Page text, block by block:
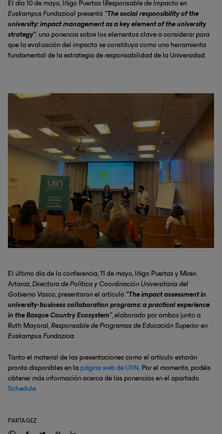
El día 10 de mayo, Iñigo Puertas (Responsable de Impacto en
Euskampus Fundazioa) presentó “The social responsibility of the
university: impact management as a key element of the university
strategy”: una ponencia sobre los elementos clave a considerar para
que la evaluación del impacto se constituya como una herramienta
fundamental de la estrategia de responsabilidad de la Universidad.
El último día de la conferencia, 11 de mayo, Iñigo Puertas y Miren
Artaraz, Directora de Política y Coordinación Universitaria del
Gobierno Vasco, presentaron el artículo “The impact assessment in
university-business collaboration programs: a practical experience
in the Basque Country Ecosystem”, elaborado por ambos junto a
Ruth Mayoral, Responsable de Programas de Educación Superior en
Euskampus Fundazioa.
Tanto el material de las presentaciones como el artículo estarán
pronto disponibles en la página web de UIIN. Por el momento, podéis
obtener más información acerca de las ponencias en el apartado
Schedule.
PARTAGEZ